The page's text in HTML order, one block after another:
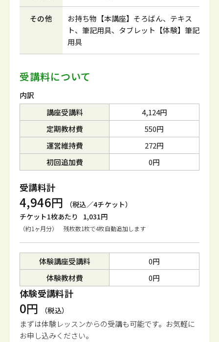
その他
お持ち物【本講座】そろばん、テキス
ト、筆記用具、タブレット【体験】筆記
用具
受講料について
内訳
講座受講料
4,124円
定期教材費
550円
運営維持費
272円
初回追加費
0円
受講料計
4,946円
（税込／4チケット）
チケット1枚あたり
1,031円
（約1ヶ月分） 残枚数1枚で4枚自動追加します
体験講座受講料
0円
体験教材費
0円
体験受講料計
0円 （税込）
まずは体験レッスンからの受講も可能です。 お気軽に
お申し込みください。